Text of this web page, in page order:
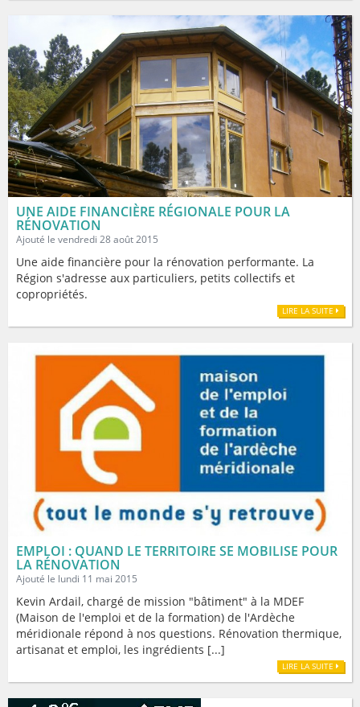
UNE AIDE FINANCIÈRE RÉGIONALE POUR LA
RÉNOVATION
Ajouté le vendredi 28 août 2015
Une aide financière pour la rénovation performante. La
Région s'adresse aux particuliers, petits collectifs et
copropriétés.
LIRE LA SUITE
EMPLOI : QUAND LE TERRITOIRE SE MOBILISE POUR
LA RÉNOVATION
Ajouté le lundi 11 mai 2015
Kevin Ardail, chargé de mission "bâtiment" à la MDEF
(Maison de l'emploi et de la formation) de l'Ardèche
méridionale répond à nos questions. Rénovation thermique,
artisanat et emploi, les ingrédients [...]
LIRE LA SUITE